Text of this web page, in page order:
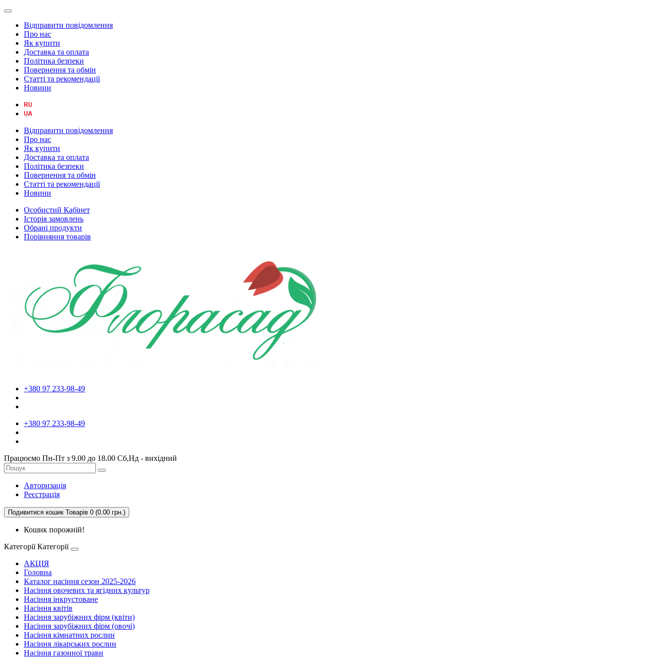
Відправити повідомлення
Про нас
Як купити
Доставка та оплата
Політика безпеки
Повернення та обмін
Статті та рекомендації
Новини
Відправити повідомлення
Про нас
Як купити
Доставка та оплата
Політика безпеки
Повернення та обмін
Статті та рекомендації
Новини
Особистий Кабінет
Історія замовлень
Обрані продукти
Порівняння товарів
+380 97 233-98-49
+380 97 233-98-49
Працюємо Пн-Пт з 9.00 до 18.00 Сб,Нд - вихідний
Авторизація
Реєстрація
Подивитися кошик Товарів 0 (0.00 грн.)
Кошик порожній!
Категорії Категорії
АКЦІЯ
Головна
Каталог насіння сезон 2025-2026
Насіння овочевих та ягідних культур
Насіння інкрустоване
Насіння квітів
Насіння зарубіжних фірм (квіти)
Насіння зарубіжних фірм (овочі)
Насіння кімнатних рослин
Насіння лікарських рослин
Насіння газонної трави